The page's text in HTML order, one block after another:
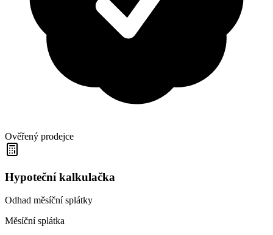
Ověřený prodejce
Hypoteční kalkulačka
Odhad měsíční splátky
Měsíční splátka